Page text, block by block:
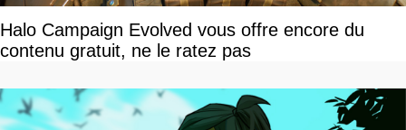
Halo Campaign Evolved vous offre encore du
contenu gratuit, ne le ratez pas